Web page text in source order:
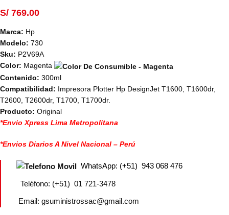
S/ 769.00
Marca: Hp
Modelo: 730
Sku: P2V69A
Color: Magenta
Contenido: 300ml
Compatibilidad: Impresora Plotter Hp DesignJet T1600, T1600dr,
T2600, T2600dr, T1700, T1700dr.
Producto: Original
*Envio Xpress Lima Metropolitana
*Envios Diarios A Nivel Nacional – Perú
WhatsApp: (+51) 943 068 476
Teléfono: (+51) 01 721-3478
Email: gsuministrossac@gmail.com